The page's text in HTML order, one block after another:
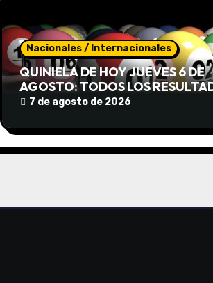
Nacionales / Internacionales
QUINIELA DE HOY JUEVES 6 DE
AGOSTO: TODOS LOS
DE LA NACIONAL Y PROVINCIA
7 de agosto de 2026